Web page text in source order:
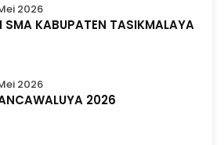
2026
SMA KABUPATEN TASIKMALAYA
2026
2026